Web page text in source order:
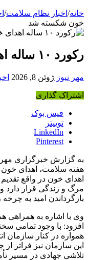
خانه/ اخبار نظام سلامت/
خون شکسته شد
رکورد ۱۰ ساله اهدای خون شکسته شد
مهر نیوز ژوئن 8, 2026
اشتراک گذاری
فیس بوک
توییتر
LinkedIn
Pinterest
به گزارش خبرگزاری مهر
هفته سلامت، اهدای
اهدای خون در واقع
مرگ و زندگی قرار دارد
بازگرداندن امید به
وی با اشاره به همراهی
افزود: با وجود تمامی
همواره در کنار سازمان
این سازمان نیز فراتر
تلاشی جهادی در مسیر